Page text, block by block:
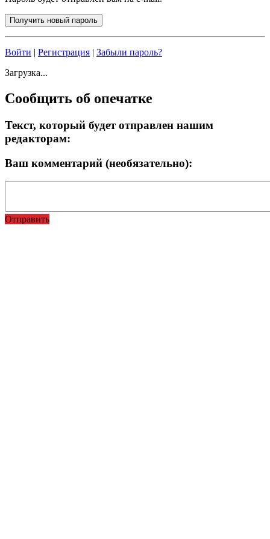
Войти | Регистрация | Забыли пароль?
Загрузка...
Сообщить об опечатке
Текст, который будет отправлен нашим
редакторам:
Ваш комментарий (необязательно):
Отправить